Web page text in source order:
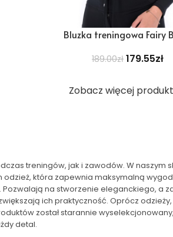
Bluzka treningowa Fairy
189.00zł 179.55zł
Zobacz więcej
treningów, jak i zawodów. W naszym
która zapewnia maksymalną
na stworzenie eleganckiego, a
ich praktyczność. Oprócz
został starannie
detal.